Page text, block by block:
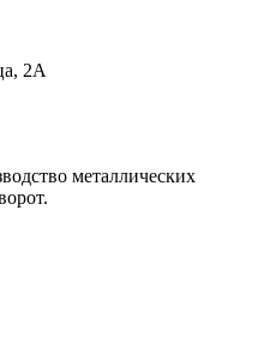
2А
металлических